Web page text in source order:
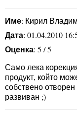
Име: Кирил
Дата: 01.04.2010
Оценка: 5 / 5
Само лека
продукт, който
собствено
развиван ;)